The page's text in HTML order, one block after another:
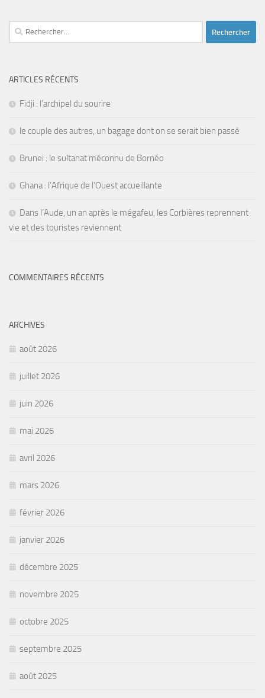
Rechercher :
ARTICLES RÉCENTS
Fidji : l’archipel du sourire
le couple des autres, un bagage dont on se serait bien passé
Brunei : le sultanat méconnu de Bornéo
Ghana : l’Afrique de l’Ouest accueillante
Dans l’Aude, un an après le mégafeu, les Corbières reprennent
vie et des touristes reviennent
COMMENTAIRES RÉCENTS
ARCHIVES
août 2026
juillet 2026
juin 2026
mai 2026
avril 2026
mars 2026
février 2026
janvier 2026
décembre 2025
novembre 2025
octobre 2025
septembre 2025
août 2025